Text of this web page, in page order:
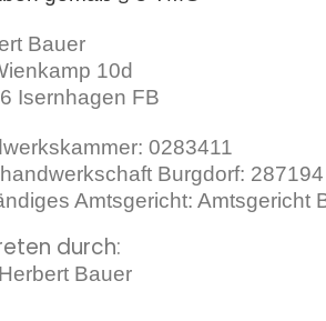
Bauer
10d
Isernhagen FB
0283411
Burgdorf: 287194
Amtsgericht: Amtsgericht
durch:
Bauer